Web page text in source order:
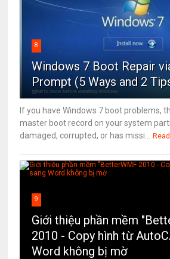
8
Windows 7 Boot Repair
Prompt (5 Ways and 2
If you have Windows 7 boot problems,
master boot record on your system
damaged, corrupted, or has missi...
9
Giới thiệu phần mềm
2010 - Copy hình từ
Word không bị mờ